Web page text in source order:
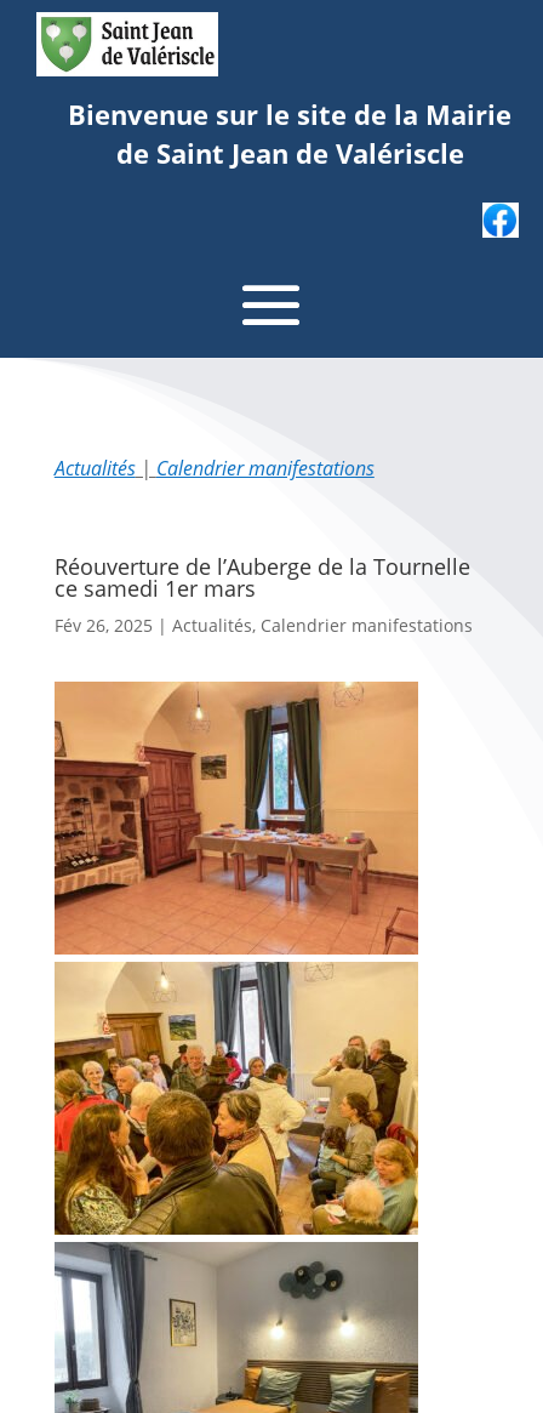
Bienvenue sur le site de la Mairie
de Saint Jean de Valériscle
Actualités| Calendrier manifestations
Réouverture de l’Auberge de la Tournelle
ce samedi 1er mars
Fév 26, 2025 | Actualités, Calendrier manifestations